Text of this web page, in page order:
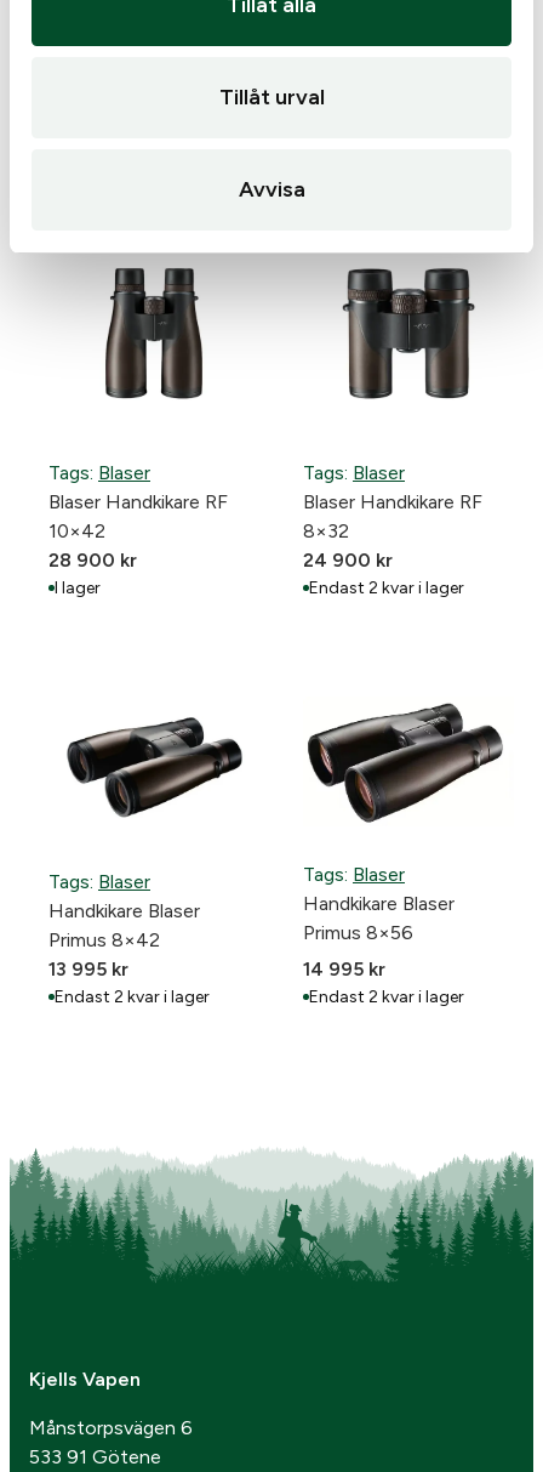
Tillåt urval
Avvisa
Liknande produkter
Tags: Blaser
Blaser Handkikare RF
10×42
28 900 kr
I lager
Tags: Blaser
Blaser Handkikare RF
8×32
24 900 kr
Endast 2 kvar i lager
Tags: Blaser
Handkikare Blaser
Primus 8×42
13 995 kr
Endast 2 kvar i lager
Tags: Blaser
Handkikare Blaser
Primus 8×56
14 995 kr
Endast 2 kvar i lager
Kjells Vapen
Månstorpsvägen 6
533 91 Götene